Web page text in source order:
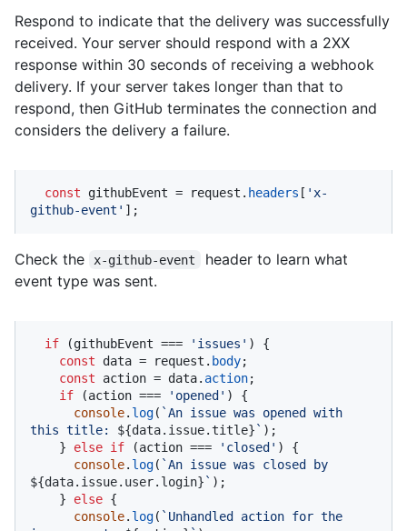
Respond to indicate that the delivery was successfully
received. Your server should respond with a 2XX
response within 30 seconds of receiving a webhook
delivery. If your server takes longer than that to
respond, then GitHub terminates the connection and
considers the delivery a failure.
const githubEvent = request. headers [ 'x-
github-event' ];
Check the x-github-event
header to learn what
event type was sent.
if (githubEvent === 'issues' ) {
const data = request. body;
const action = data. action;
if (action === 'opened' ) {
console. log( `An issue was opened with
this title: ${data.issue.title}` );
    }
else if (action === 'closed' ) {
console. log(
${data.issue.user.login}` );
    }
else {
console. log( `Unhandled action for the